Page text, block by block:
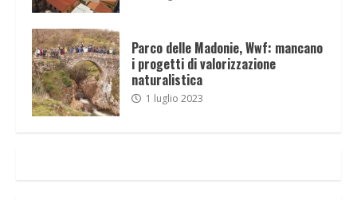
Parco delle Madonie, Wwf: mancano
i progetti di valorizzazione
naturalistica
1 luglio 2023